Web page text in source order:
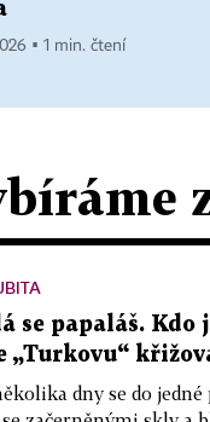
▪ 1 min. čtení
se papaláš. Kdo
„Turkovu“
dny se do